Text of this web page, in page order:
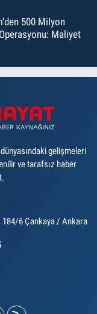
500 Milyon
Maliyet
gelişmeleri
ve tarafsız haber
184/6 Çankaya / Ankara